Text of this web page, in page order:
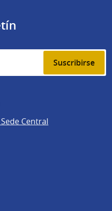
Suscribirse
Central